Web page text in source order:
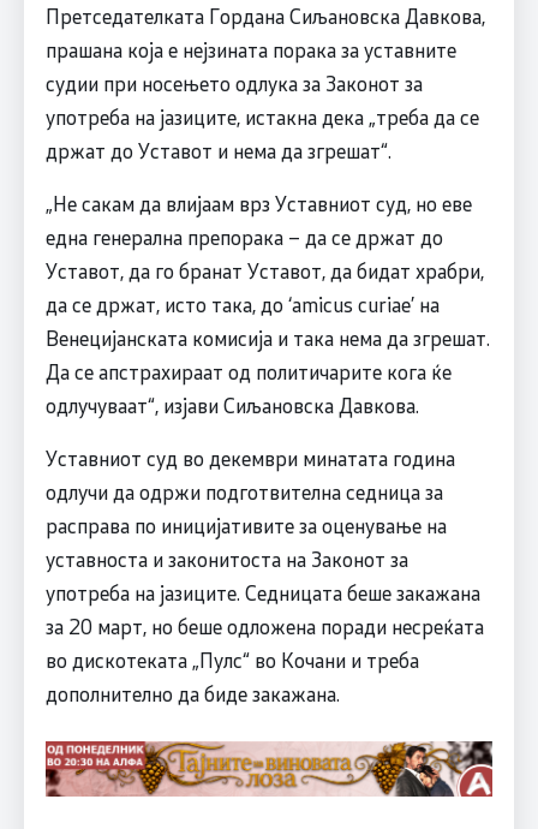
Претседателката Гордана Сиљановска Давкова,
прашана која е нејзината порака за уставните
судии при носењето одлука за Законот за
употреба на јазиците, истакна дека „треба да се
држат до Уставот и нема да згрешат“.
„Не сакам да влијаам врз Уставниот суд, но еве
една генерална препорака – да се држат до
Уставот, да го бранат Уставот, да бидат храбри,
да се држат, исто така, до ‘amicus curiae’ на
Венецијанската комисија и така нема да згрешат.
Да се апстрахираат од политичарите кога ќе
одлучуваат“, изјави Сиљановска Давкова.
Уставниот суд во декември минатата година
одлучи да одржи подготвителна седница за
расправа по иницијативите за оценување на
уставноста и законитоста на Законот за
употреба на јазиците. Седницата беше закажана
за 20 март, но беше одложена поради несреќата
во дискотеката „Пулс“ во Кочани и треба
дополнително да биде закажана.